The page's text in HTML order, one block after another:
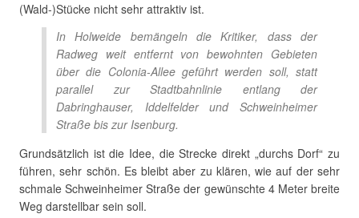
(Wald-)Stücke nicht sehr attraktiv ist.
In Holweide bemängeln die Kritiker, dass der
Radweg weit entfernt von bewohnten Gebieten
über die Colonia-Allee geführt werden soll, statt
parallel zur Stadtbahnlinie entlang der
Dabringhauser, Iddelfelder und Schweinheimer
Straße bis zur Isenburg.
Grundsätzlich ist die Idee, die Strecke direkt „durchs Dorf“ zu
führen, sehr schön. Es bleibt aber zu klären, wie auf der sehr
schmale Schweinheimer Straße der gewünschte 4 Meter breite
Weg darstellbar sein soll.